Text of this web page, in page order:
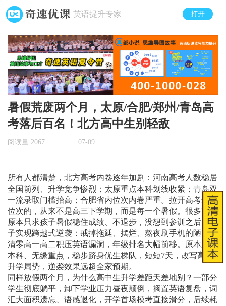
英语提升专家 打开
暑假荒废两个月，太原/合肥/郑州/青岛高
考落后百名！北方高中生别轻敌
阅读量:2067 07-09
所有人都清楚，北方高考内卷逐年加剧：河南高考人数稳居
全国前列、升学竞争惨烈；太原重点本科划线收紧；青岛双
一流录取门槛抬高；合肥省内位次内卷严重。拉开高考最终
位次的，从来不是高三下学期，而是每一个暑假。很多家长
原本只求孩子暑假稳住成绩、不退步，没想到参训之后，孩
子实现跨越式逆袭：戒掉拖延、摆烂、熬夜刷手机的陋习，
清零高一高二积压英语漏洞，年级排名大幅前移。原本压线
本科、无缘重点，稳步跻身优生梯队，短短7天，改写高考
升学局势，逆袭效果远超全家预期。
同样放假两个月，为什么高中生升学差距天差地别？一部分
学生彻底躺平，卸下学业压力昼夜颠倒，搁置英语复盘，词
汇大面积遗忘、语感退化，开学首场模考直接滑分，后续耗